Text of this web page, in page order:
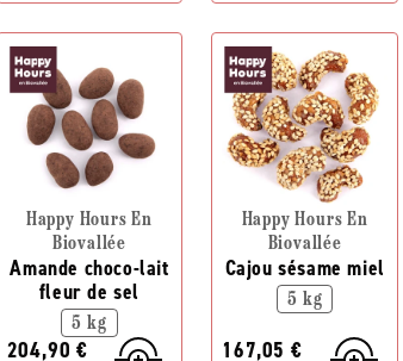
Happy Hours En
Biovallée
Amande choco-lait
fleur de sel
5 kg
204,90 €
Happy Hours En
Biovallée
Cajou sésame miel
5 kg
167,05 €